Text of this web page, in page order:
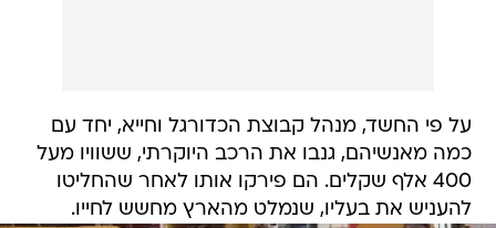
400 אלף שקלים. הם פירקו אותו לאחר שהחליטו
להעניש את בעליו, שנמלט מהארץ מחשש לחייו.